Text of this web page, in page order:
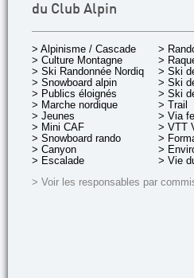
du Club Alpin
> Alpinisme / Cascade
> Culture Montagne
> Ski Randonnée Nordique
> Snowboard alpin
> Publics éloignés
> Marche nordique
> Jeunes
> Mini CAF
> Snowboard rando
> Canyon
> Escalade
>
>
> Ski
> Ski
> Ski
> Trail
> Via
> VTT
>
>
> Vie
> Voir les responsables par